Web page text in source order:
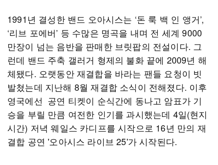
1991년 결성한 밴드 오아시스는 ‘돈 룩 백 인 앵거’,
‘리브 포에버’ 등 수많은 명곡을 내며 전 세계 9000
만장이 넘는 음반을 판매한 브릿팝의 전설이다. 그
런데 밴드 주축 갤러거 형제의 불화 끝에 2009년 해
체됐다. 오랫동안 재결합을 바라는 팬들 요청이 빗
발쳤는데 지난해 8월 재결합 소식이 전해졌다. 이후
영국에선 공연 티켓이 순식간에 동나고 암표가 기
승을 부릴 만큼 여전한 인기를 과시했는데 4일(현지
시간) 저녁 웨일스 카디프를 시작으로 16년 만의 재
결합 공연 '오아시스 라이브 25'가 시작된다.